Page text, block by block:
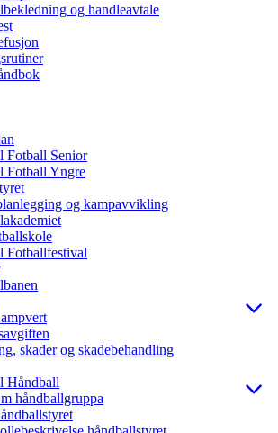
og handleavtale
Fotball Senior
Fotball Yngre
og kampavvikling
Fotballfestival
skader og skadebehandling
Håndball
håndballgruppa